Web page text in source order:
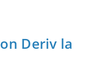
Deriv la